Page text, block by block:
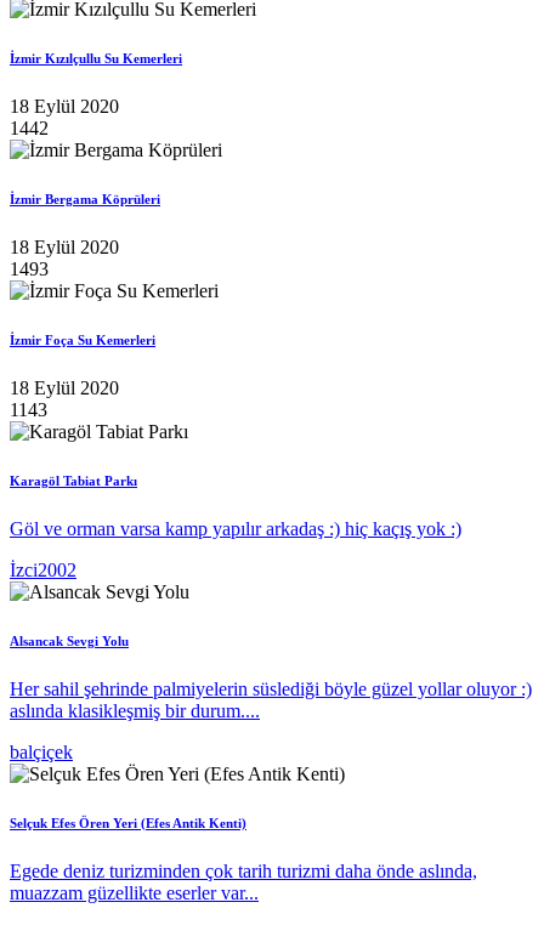
İzmir Kızılçullu Su Kemerleri
18 Eylül 2020
1442
İzmir Bergama Köprüleri
18 Eylül 2020
1493
İzmir Foça Su Kemerleri
18 Eylül 2020
1143
Karagöl Tabiat Parkı
Göl ve orman varsa kamp yapılır arkadaş :) hiç kaçış yok :)
İzci2002
Alsancak Sevgi Yolu
Her sahil şehrinde palmiyelerin süslediği böyle güzel yollar oluyor :)
aslında klasikleşmiş bir durum....
balçiçek
Selçuk Efes Ören Yeri (Efes Antik Kenti)
Egede deniz turizminden çok tarih turizmi daha önde aslında,
muazzam güzellikte eserler var...